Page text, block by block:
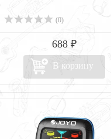
(0)
688 ₽
В корзину